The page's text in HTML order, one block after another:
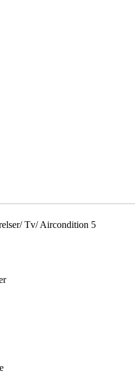
Tv/ Aircondition 5